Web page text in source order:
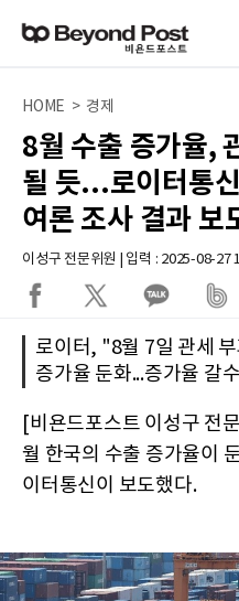
HOME > 경제
8월 수출 증가율,
될 듯...로이터통
여론 조사 결과 보
이성구 전문위원 | 입력 : 2025-08-27
로이터, "8월 7일 관세
증가율 둔화...증가율 갈
[비욘드포스트 이성구 전
월 한국의 수출 증가율이
이터통신이 보도했다.